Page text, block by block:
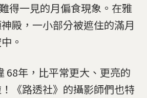
得一見的月偏食現象。在雅
殿，一小部分被遮住的滿月
。
68年，比平常更大、更亮的
《路透社》的攝影師們也特